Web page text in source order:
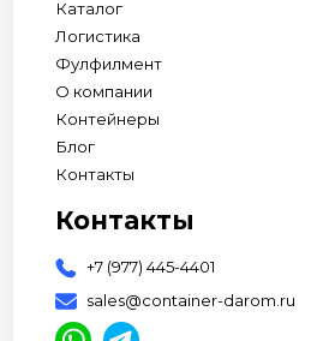
Каталог
Логистика
Фулфилмент
О компании
Контейнеры
Блог
Контакты
Контакты
+7 (977) 445-4401
sales@container-darom.ru